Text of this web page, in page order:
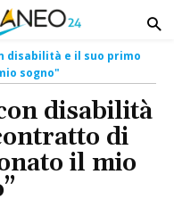
disabilità e il suo primo
sogno"
disabilità
di
il mio